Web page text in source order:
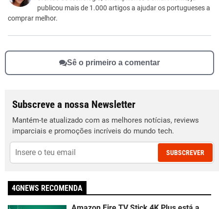
Outropublicou mais de 1.000 artigos a ajudar os portugueses a
comprar melhor.
Sê o primeiro a comentar
Subscreve a nossa Newsletter
Mantém-te atualizado com as melhores notícias, reviews
imparciais e promoções incríveis do mundo tech.
SUBSCREVER
4GNEWS RECOMENDA